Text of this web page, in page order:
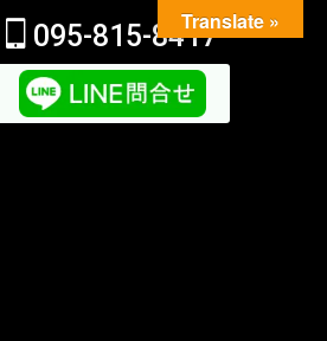
095-815-8417Translate »